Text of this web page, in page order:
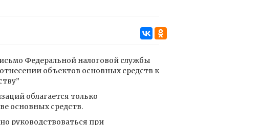
Федеральной налоговой службы
объектов основных средств к
облагается только
основных средств.
руководствоваться при